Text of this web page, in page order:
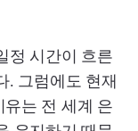
정 시간이 흐른
. 그럼에도 현재
는 전 세계 은